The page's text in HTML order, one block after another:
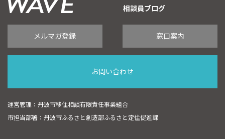
相談員ブログ
メルマガ登録 窓口案内
お問い合わせ
運営管理：丹波市移住相談有限責任事業組合
市担当部署：丹波市ふるさと創造部ふるさと定住促進課